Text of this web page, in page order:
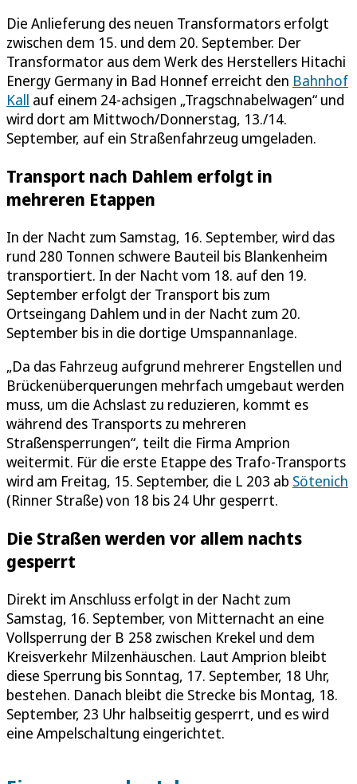
Die Anlieferung des neuen Transformators erfolgt
zwischen dem 15. und dem 20. September. Der
Transformator aus dem Werk des Herstellers Hitachi
Energy Germany in Bad Honnef erreicht den Bahnhof
Kall auf einem 24-achsigen „Tragschnabelwagen“ und
wird dort am Mittwoch/Donnerstag, 13./14.
September, auf ein Straßenfahrzeug umgeladen.
Transport nach Dahlem erfolgt in
mehreren Etappen
In der Nacht zum Samstag, 16. September, wird das
rund 280 Tonnen schwere Bauteil bis Blankenheim
transportiert. In der Nacht vom 18. auf den 19.
September erfolgt der Transport bis zum
Ortseingang Dahlem und in der Nacht zum 20.
September bis in die dortige Umspannanlage.
„Da das Fahrzeug aufgrund mehrerer Engstellen und
Brückenüberquerungen mehrfach umgebaut werden
muss, um die Achslast zu reduzieren, kommt es
während des Transports zu mehreren
Straßensperrungen“, teilt die Firma Amprion
weitermit. Für die erste Etappe des Trafo-Transports
wird am Freitag, 15. September, die L 203 ab Sötenich
(Rinner Straße) von 18 bis 24 Uhr gesperrt.
Die Straßen werden vor allem nachts
gesperrt
Direkt im Anschluss erfolgt in der Nacht zum
Samstag, 16. September, von Mitternacht an eine
Vollsperrung der B 258 zwischen Krekel und dem
Kreisverkehr Milzenhäuschen. Laut Amprion bleibt
diese Sperrung bis Sonntag, 17. September, 18 Uhr,
bestehen. Danach bleibt die Strecke bis Montag, 18.
September, 23 Uhr halbseitig gesperrt, und es wird
eine Ampelschaltung eingerichtet.